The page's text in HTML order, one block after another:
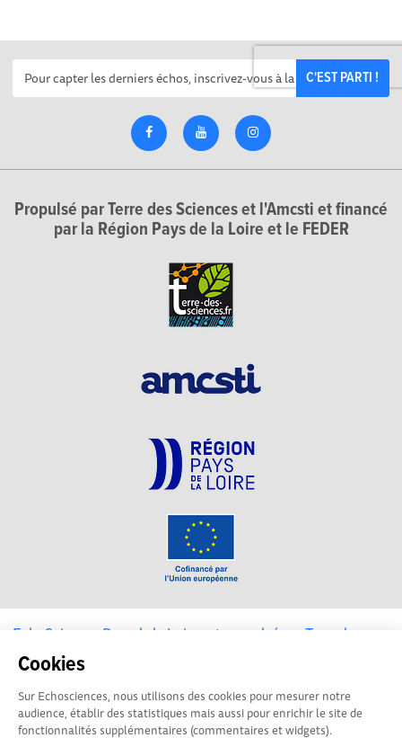
Cookies
Sur Echosciences, nous utilisons des cookies pour mesurer notre
audience, établir des statistiques mais aussi pour enrichir le site de
fonctionnalités supplémentaires (commentaires et widgets).
C'EST PARTI !
Propulsé par Terre des Sciences et l'Amcsti et financé
par la Région Pays de la Loire et le FEDER
EchoSciences Pays de la Loire est propulsé parTerre des
Sciences
Mentions légales|Politique de confidentialité|CGU
|Ligne éditoriale